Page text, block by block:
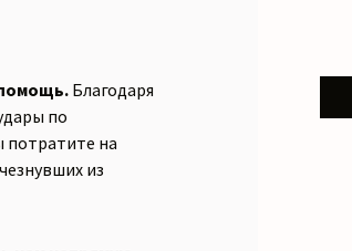
Благодаря
по
на
из